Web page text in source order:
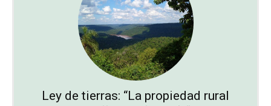
Ley de tierras: “La propiedad rural